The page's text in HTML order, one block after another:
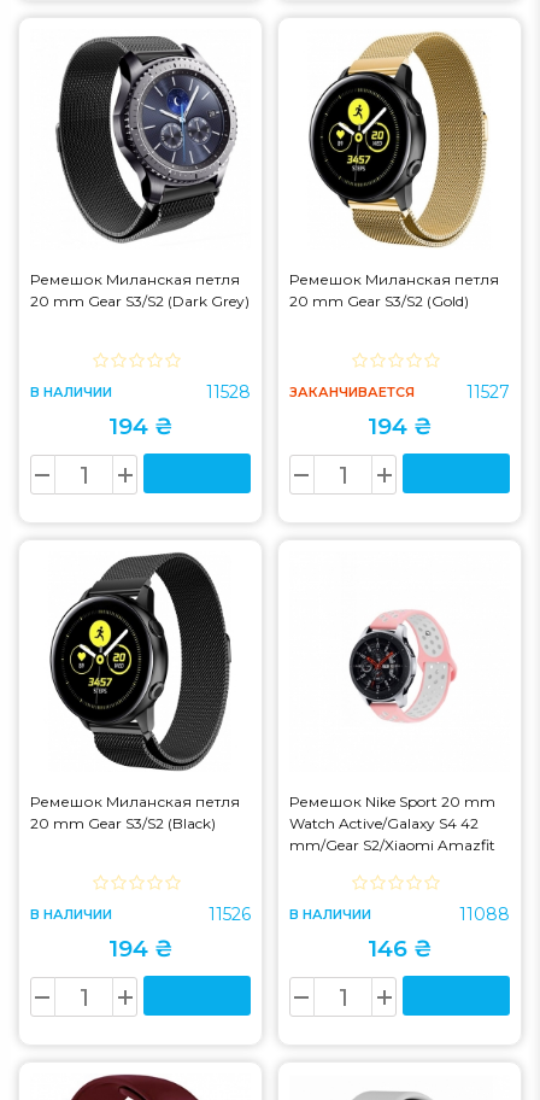
Ремешок Миланская петля
20 mm Gear S3/S2 (Dark Grey)
В НАЛИЧИИ 11528
194 ₴
Ремешок Миланская петля
20 mm Gear S3/S2 (Gold)
ЗАКАНЧИВАЕТСЯ 11527
194 ₴
Ремешок Миланская петля
20 mm Gear S3/S2 (Black)
В НАЛИЧИИ 11526
194 ₴
Ремешок Nike Sport 20 mm
Watch Active/Galaxy S4 42
mm/Gear S2/Xiaomi Amazfit
В НАЛИЧИИ 11088
146 ₴